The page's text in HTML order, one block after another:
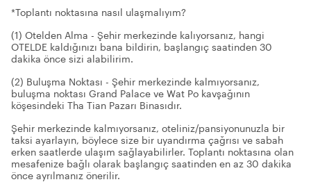
*Toplantı noktasına nasıl ulaşmalıyım?
(1) Otelden Alma - Şehir merkezinde kalıyorsanız, hangi
OTELDE kaldığınızı bana bildirin, başlangıç saatinden 30
dakika önce sizi alabilirim.
(2) Buluşma Noktası - Şehir merkezinde kalmıyorsanız,
buluşma noktası Grand Palace ve Wat Po kavşağının
köşesindeki Tha Tian Pazarı Binasıdır.
Şehir merkezinde kalmıyorsanız, oteliniz/pansiyonunuzla bir
taksi ayarlayın, böylece size bir uyandırma çağrısı ve sabah
erken saatlerde ulaşım sağlayabilirler. Toplantı noktasına olan
mesafenize bağlı olarak başlangıç saatinden en az 30 dakika
önce ayrılmanız önerilir.